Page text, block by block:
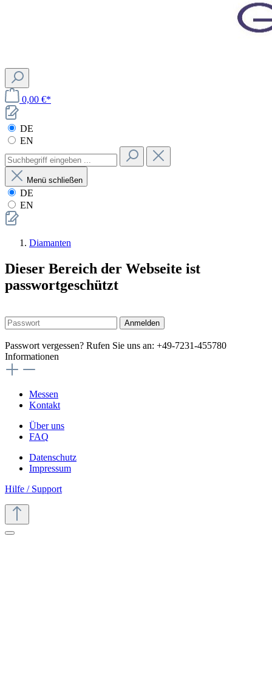
0,00 €*
DE
EN
Menü schließen
DE
EN
Diamanten
Dieser Bereich der Webseite ist
passwortgeschützt
Anmelden
Passwort vergessen? Rufen Sie uns an: +49-7231-455780
Informationen
Messen
Kontakt
Über uns
FAQ
Datenschutz
Impressum
Hilfe / Support